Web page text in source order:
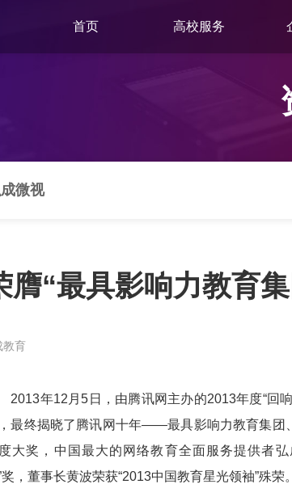
首页 高校服务
微视
膺“最具影响力教育
教育
年12月5日，由腾讯网主办的2013年度“回响
最终揭晓了腾讯网十年——最具影响力教育集团
大奖，中国最大的网络教育全面服务提供者
奖，董事长黄波荣获“2013中国教育星光领袖”殊荣。